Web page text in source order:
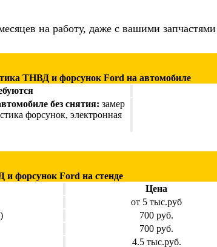
на работу, даже с вашими запчастями
ТНВД и форсунок Ford на автомобиле
без снятия: замер
форсунок, электронная
и форсунок Ford на стенде
Цена
от 5 тыс.руб
700 руб.
700 руб.
4.5 тыс.руб.